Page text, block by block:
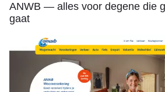
ANWB — alles voor degene die
gaat